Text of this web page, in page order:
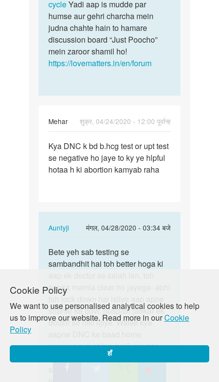
Cookie Policy
We want to use personalised analytical cookies to help
us to improve our website. Read more in ourCookie
Policy
हाँ
cycleYadi aap is mudde par
humse aur gehri charcha mein
judna chahte hain to hamare
discussion board “Just Poocho”
mein zaroor shamil ho!
https://lovematters.in/en/forum
Mehar
शुक्र, 04/24/2020 - 12:00 पूर्वान्ह
Kya
DNC
k
Kya DNC k bd b.hcg test or upt test
se negative ho jaye to ky ye hlpful
hotaa h ki abortion kamyab raha
Auntyji
मंगल, 04/28/2020 - 03:34 बजे
In
to
Kya
b.hcg
test
by
Bete
yeh
testing
Bete yeh sab testing se
sambandhit hai toh better hoga ki
aapka mamla clear ho jayega- abhi
toh lock down hai isliye aap apne
shahar ke govt. hospital jaakar ek
doctor se mill lijiye. Waise kya
pregnancy test liya hai?- wo bhi
aapko achchha margdarshan kar
sakta hai. Yadi aap is mudde par